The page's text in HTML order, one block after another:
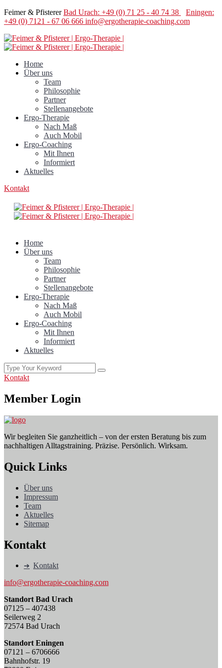
Feimer & PfistererBad Urach: +49 (0) 71 25 - 40 74 38
Eningen:
+49 (0) 7121 - 67 06 666 info@ergotherapie-coaching.com
Home
Über uns
Team
Philosophie
Partner
Stellenangebote
Ergo-Therapie
Nach Maß
Auch Mobil
Ergo-Coaching
Mit Ihnen
Informiert
Aktuelles
Kontakt
Home
Über uns
Team
Philosophie
Partner
Stellenangebote
Ergo-Therapie
Nach Maß
Auch Mobil
Ergo-Coaching
Mit Ihnen
Informiert
Aktuelles
Kontakt
Member Login
Wir begleiten Sie ganzheitlich – von der ersten Beratung bis zum
nachhaltigen Alltagstraining. Präzise. Persönlich. Wirksam.
Quick Links
Über uns
Impressum
Team
Aktuelles
Sitemap
Kontakt
Kontakt
info@ergotherapie-coaching.com
Standort Bad Urach
07125 – 407438
Seilerweg 2
72574 Bad Urach
Standort Eningen
07121 – 6706666
Bahnhofstr. 19